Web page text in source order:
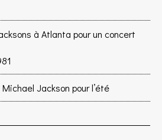
à Atlanta pour un concert
Jackson pour l’été